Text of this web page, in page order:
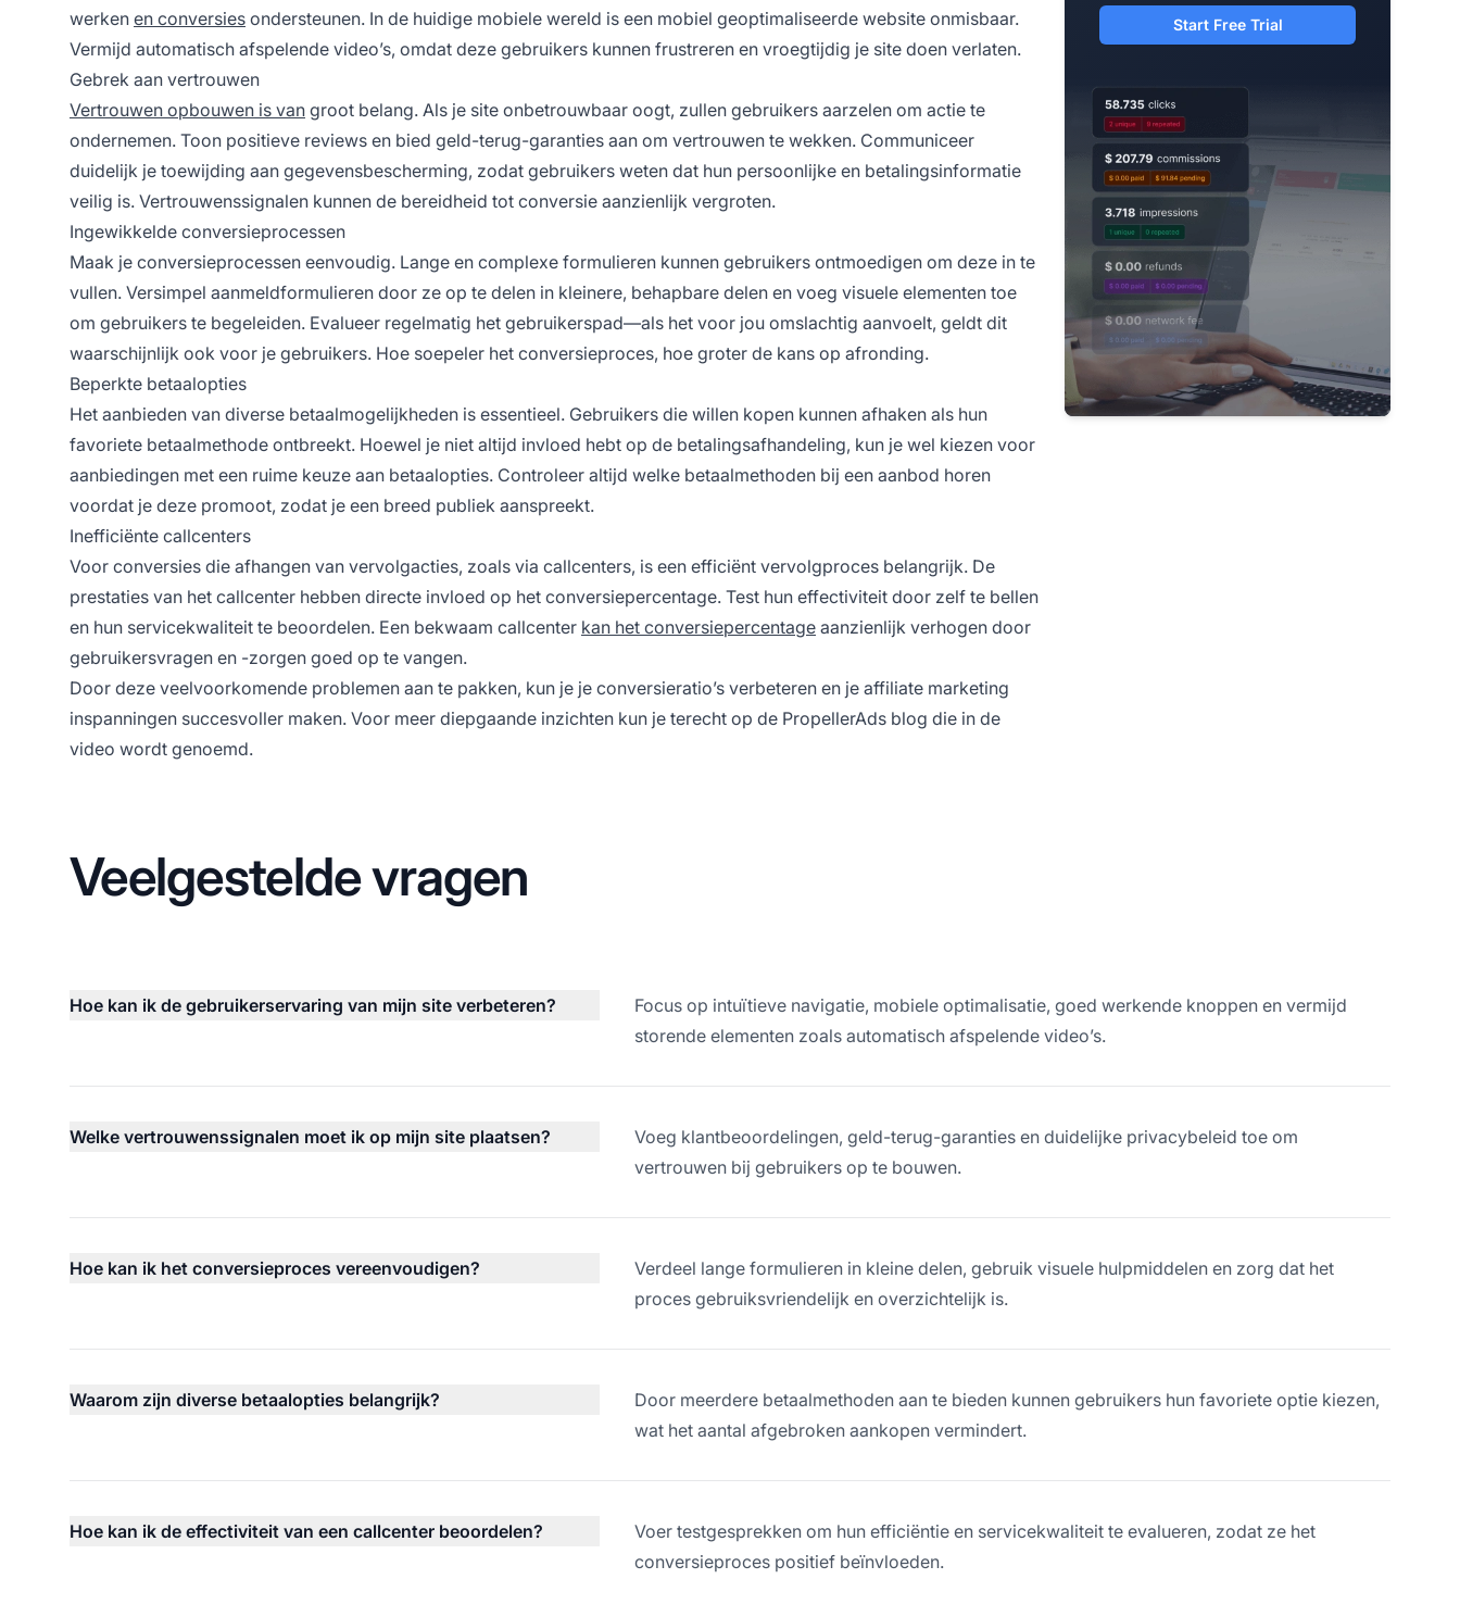
werken en conversies ondersteunen. In de huidige mobiele wereld is een mobiel geoptimaliseerde website onmisbaar.
Vermijd automatisch afspelende video’s, omdat deze gebruikers kunnen frustreren en vroegtijdig je site doen verlaten.
Gebrek aan vertrouwen
Vertrouwen opbouwen is van groot belang. Als je site onbetrouwbaar oogt, zullen gebruikers aarzelen om actie te
ondernemen. Toon positieve reviews en bied geld-terug-garanties aan om vertrouwen te wekken. Communiceer
duidelijk je toewijding aan gegevensbescherming, zodat gebruikers weten dat hun persoonlijke en betalingsinformatie
veilig is. Vertrouwenssignalen kunnen de bereidheid tot conversie aanzienlijk vergroten.
Ingewikkelde conversieprocessen
Maak je conversieprocessen eenvoudig. Lange en complexe formulieren kunnen gebruikers ontmoedigen om deze in te
vullen. Versimpel aanmeldformulieren door ze op te delen in kleinere, behapbare delen en voeg visuele elementen toe
om gebruikers te begeleiden. Evalueer regelmatig het gebruikerspad—als het voor jou omslachtig aanvoelt, geldt dit
waarschijnlijk ook voor je gebruikers. Hoe soepeler het conversieproces, hoe groter de kans op afronding.
Beperkte betaalopties
Het aanbieden van diverse betaalmogelijkheden is essentieel. Gebruikers die willen kopen kunnen afhaken als hun
favoriete betaalmethode ontbreekt. Hoewel je niet altijd invloed hebt op de betalingsafhandeling, kun je wel kiezen voor
aanbiedingen met een ruime keuze aan betaalopties. Controleer altijd welke betaalmethoden bij een aanbod horen
voordat je deze promoot, zodat je een breed publiek aanspreekt.
Inefficiënte callcenters
Voor conversies die afhangen van vervolgacties, zoals via callcenters, is een efficiënt vervolgproces belangrijk. De
prestaties van het callcenter hebben directe invloed op het conversiepercentage. Test hun effectiviteit door zelf te bellen
en hun servicekwaliteit te beoordelen. Een bekwaam callcenter kan het conversiepercentage aanzienlijk verhogen door
gebruikersvragen en -zorgen goed op te vangen.
Door deze veelvoorkomende problemen aan te pakken, kun je je conversieratio’s verbeteren en je affiliate marketing
inspanningen succesvoller maken. Voor meer diepgaande inzichten kun je terecht op de PropellerAds blog die in de
video wordt genoemd.
Start Free Trial
Veelgestelde vragen
Hoe kan ik de gebruikerservaring van mijn site verbeteren?
Focus op intuïtieve navigatie, mobiele optimalisatie, goed werkende knoppen en vermijd
storende elementen zoals automatisch afspelende video’s.
Welke vertrouwenssignalen moet ik op mijn site plaatsen?
Voeg klantbeoordelingen, geld-terug-garanties en duidelijke privacybeleid toe om
vertrouwen bij gebruikers op te bouwen.
Hoe kan ik het conversieproces vereenvoudigen?
Verdeel lange formulieren in kleine delen, gebruik visuele hulpmiddelen en zorg dat het
proces gebruiksvriendelijk en overzichtelijk is.
Waarom zijn diverse betaalopties belangrijk?
Door meerdere betaalmethoden aan te bieden kunnen gebruikers hun favoriete optie kiezen,
wat het aantal afgebroken aankopen vermindert.
Hoe kan ik de effectiviteit van een callcenter beoordelen?
Voer testgesprekken om hun efficiëntie en servicekwaliteit te evalueren, zodat ze het
conversieproces positief beïnvloeden.